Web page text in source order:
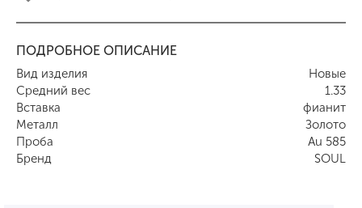
ПОДРОБНОЕ ОПИСАНИЕ
Вид изделия
Новые
Средний вес
1.33
Вставка
фианит
Металл
Золото
Проба
Au 585
Бренд
SOUL